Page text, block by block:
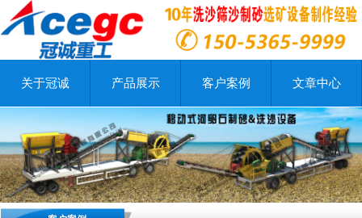
关于冠诚 产品展示 客户案例 文章中心